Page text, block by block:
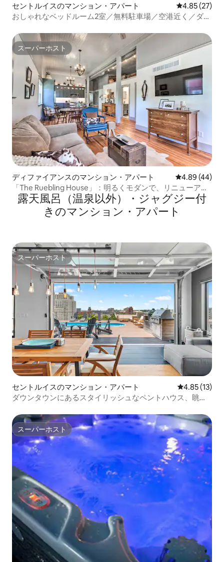
セントルイスのマンション・アパート レビュー27
4.85 (27)
おしゃれなベッドルーム2室／無料駐車場／空港近く／ダウ
スーパーホスト
スーパーホスト
ディファイアンスのマンション・アパート レビュー44
4.89 (44)
「The Ruebling House」：明るくモダンで、リニューアル
済み！
露天風呂（温泉以外）・ジャグジー付
きのマンション・アパート
スーパーホスト
スーパーホスト
セントルイスのマンション・アパート レビュー13
4.85 (13)
ダウンタウンにあるスタイリッシュなペントハウス、眺望
スーパーホスト
スーパーホスト